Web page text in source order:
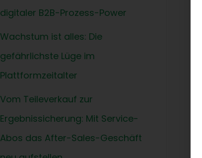
digitaler B2B-Prozess-Power
Wachstum ist alles: Die
gefährlichste Lüge im
Plattformzeitalter
Vom Teileverkauf zur
Ergebnissicherung: Mit Service-
Abos das After-Sales-Geschäft